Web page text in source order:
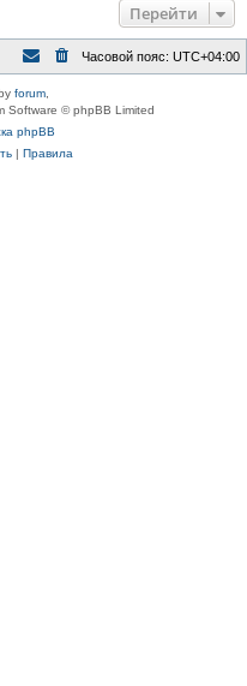
Перейти
Часовой пояс: UTC+04:00
forum
Software © phpBB Limited
phpBB
| Правила